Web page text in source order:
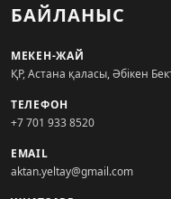
БАЙЛАНЫС
МЕКЕН-ЖАЙ
ҚР, Астана қаласы, Әбікен
ТЕЛЕФОН
+7 701 933 8520
EMAIL
aktan.yeltay@gmail.com